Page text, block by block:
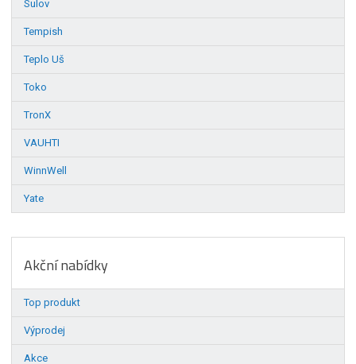
Sulov
Tempish
Teplo Uš
Toko
TronX
VAUHTI
WinnWell
Yate
Akční nabídky
Top produkt
Výprodej
Akce